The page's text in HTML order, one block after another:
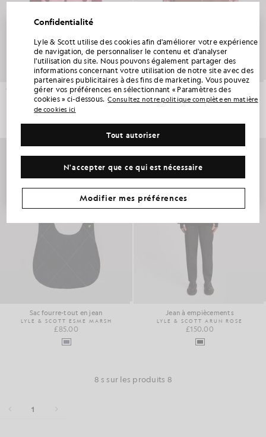
Veste de sport en tricot à motif argyle
LYLE & SCOTT GEORGINA HUNT
£105.00
LYLE & SCOTT ESME MARSH
Sac fourre-tout en jean
LYLE & SCOTT ESME MARSH
£85.00
Jean à empiècements
LYLE & SCOTT ARUN ROSE
£150.00
8 s sur les produits 8
1
Confidentialité
Lyle & Scott utilise des cookies afin d'améliorer votre expérience
de navigation, de personnaliser le contenu et d'analyser
l'utilisation du site. Nous pouvons également partager des
informations concernant votre utilisation de notre site avec des
partenaires publicitaires à des fins de marketing. Vous pouvez
gérer vos préférences en sélectionnant « Paramètres des
cookies » ci-dessous. Consultez notre politique complète en matière
de cookies ici
N'accepter que ce qui est nécessaire
Tout autoriser
Modifier mes préférences
BÉNÉFICIEZ DE 15 % DE RÉDUCTION SUR
VOTRE PREMIÈRE COMMANDE
Rejoignez le Club Lyle & Scott et soyez parmi les premiers à découvrir les nouveautés
de la saison, les collaborations et les soldes saisonniers réservés aux membres, ainsi
qu’un code de bienvenue exclusif vous offrant 15 % de réduction.
Avez-vous d'autres préférences en matière de communication ?